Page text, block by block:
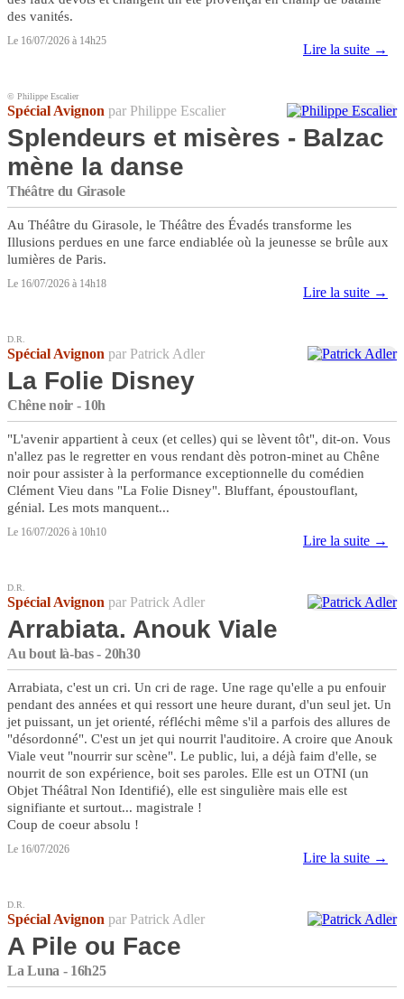
des vanités.
Le 16/07/2026 à 14h25
Lire la suite →
© Philippe Escalier
Spécial Avignon par Philippe Escalier
Splendeurs et misères - Balzac
mène la danse
Théâtre du Girasole
Au Théâtre du Girasole, le Théâtre des Évadés transforme les
Illusions perdues en une farce endiablée où la jeunesse se brûle aux
lumières de Paris.
Le 16/07/2026 à 14h18
Lire la suite →
D.R.
Spécial Avignon par Patrick Adler
La Folie Disney
Chêne noir - 10h
"L'avenir appartient à ceux (et celles) qui se lèvent tôt", dit-on. Vous
n'allez pas le regretter en vous rendant dès potron-minet au Chêne
noir pour assister à la performance exceptionnelle du comédien
Clément Vieu dans "La Folie Disney". Bluffant, époustouflant,
génial. Les mots manquent...
Le 16/07/2026 à 10h10
Lire la suite →
D.R.
Spécial Avignon par Patrick Adler
Arrabiata. Anouk Viale
Au bout là-bas - 20h30
Arrabiata, c'est un cri. Un cri de rage. Une rage qu'elle a pu enfouir
pendant des années et qui ressort une heure durant, d'un seul jet. Un
jet puissant, un jet orienté, réfléchi même s'il a parfois des allures de
"désordonné". C'est un jet qui nourrit l'auditoire. A croire que Anouk
Viale veut "nourrir sur scène". Le public, lui, a déjà faim d'elle, se
nourrit de son expérience, boit ses paroles. Elle est un OTNI (un
Objet Théâtral Non Identifié), elle est singulière mais elle est
signifiante et surtout... magistrale !
Coup de coeur absolu !
Le 16/07/2026
Lire la suite →
D.R.
Spécial Avignon par Patrick Adler
A Pile ou Face
La Luna - 16h25